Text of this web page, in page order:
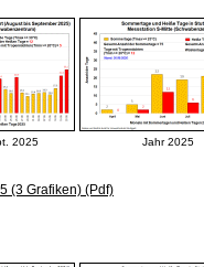
2025 Jahr 2025
(3 Grafiken) (Pdf)